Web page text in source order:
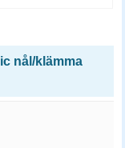
nål/klämma